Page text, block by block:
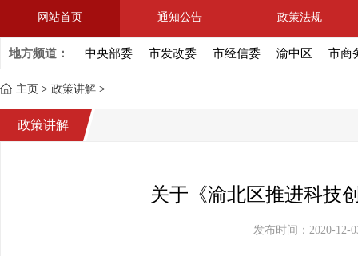
网站首页 通知公告 政策法规
地方频道： 中央部委 市发改委 市经信委 渝中区 市商
主页 > 政策讲解 >
政策讲解
关于《渝北区推进科技
发布时间：2020-12-